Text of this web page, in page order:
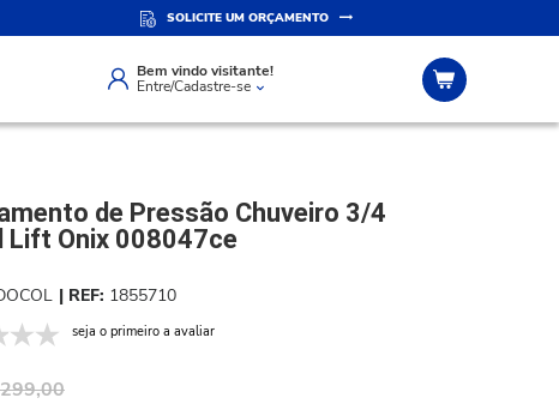
SOLICITE UM ORÇAMENTO
Bem vindo visitante!
Entre/Cadastre-se
ATENDIMENTO PERSONALIZADO
de Pressão Chuveiro 3/4
Lift Onix 008047ce
1855710
seja o primeiro a avaliar